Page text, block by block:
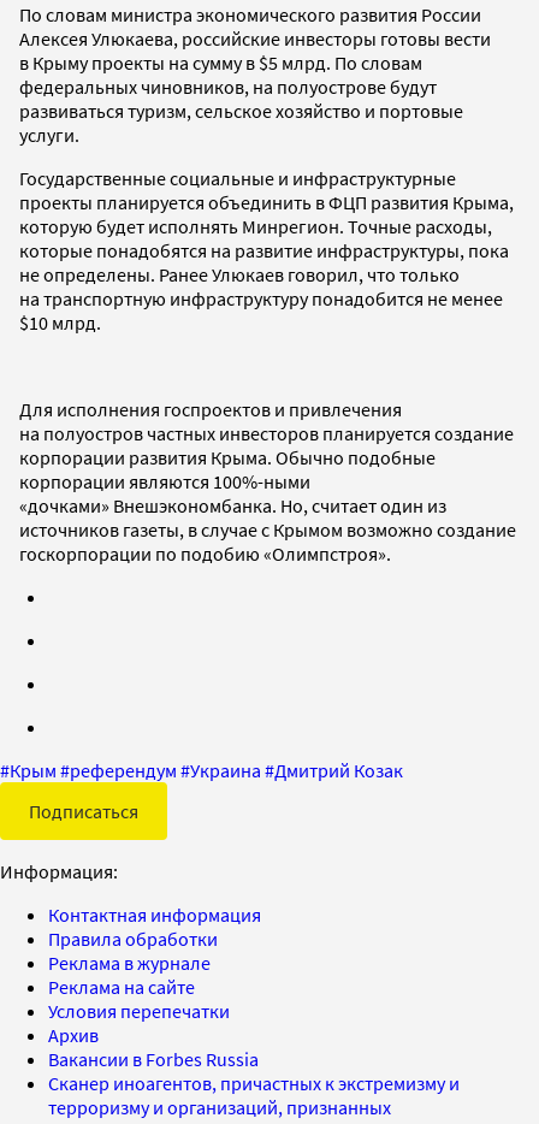
По словам министра экономического развития России
Алексея Улюкаева, российские инвесторы готовы вести
в Крыму проекты на сумму в $5 млрд. По словам
федеральных чиновников, на полуострове будут
развиваться туризм, сельское хозяйство и портовые
услуги.
Государственные социальные и инфраструктурные
проекты планируется объединить в ФЦП развития Крыма,
которую будет исполнять Минрегион. Точные расходы,
которые понадобятся на развитие инфраструктуры, пока
не определены. Ранее Улюкаев говорил, что только
на транспортную инфраструктуру понадобится не менее
$10 млрд.
Для исполнения госпроектов и привлечения
на полуостров частных инвесторов планируется создание
корпорации развития Крыма. Обычно подобные
корпорации являются 100%-ными
«дочками» Внешэкономбанка. Но, считает один из
источников газеты, в случае с Крымом возможно создание
госкорпорации по подобию «Олимпстроя».
#Крым #референдум #Украина #Дмитрий Козак
Подписаться
Информация:
Контактная информация
Правила обработки
Реклама в журнале
Реклама на сайте
Условия перепечатки
Архив
Вакансии в Forbes Russia
Сканер иноагентов, причастных к экстремизму и
терроризму и организаций, признанных